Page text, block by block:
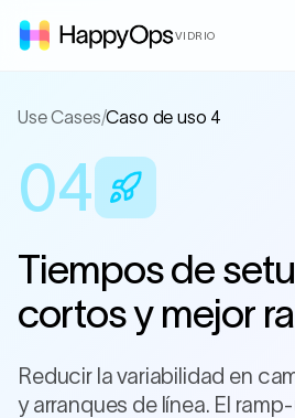
VIDRIO
Use Cases/Caso de uso 4
04
Tiempos de
cortos y mejor
Reducir la variabilidad en
y arranques de línea. El